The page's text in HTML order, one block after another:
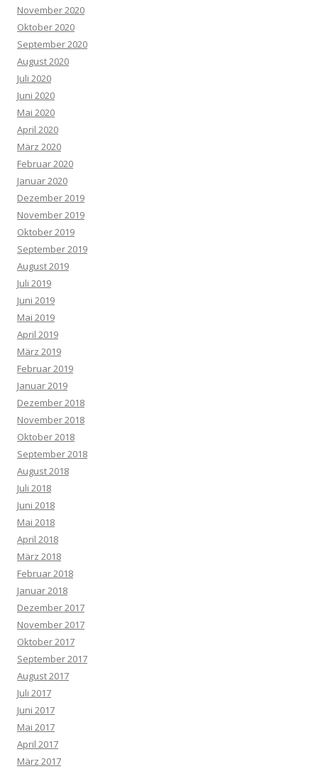
November 2020
Oktober 2020
September 2020
August 2020
Juli 2020
Juni 2020
Mai 2020
April 2020
März 2020
Februar 2020
Januar 2020
Dezember 2019
November 2019
Oktober 2019
September 2019
August 2019
Juli 2019
Juni 2019
Mai 2019
April 2019
März 2019
Februar 2019
Januar 2019
Dezember 2018
November 2018
Oktober 2018
September 2018
August 2018
Juli 2018
Juni 2018
Mai 2018
April 2018
März 2018
Februar 2018
Januar 2018
Dezember 2017
November 2017
Oktober 2017
September 2017
August 2017
Juli 2017
Juni 2017
Mai 2017
April 2017
März 2017